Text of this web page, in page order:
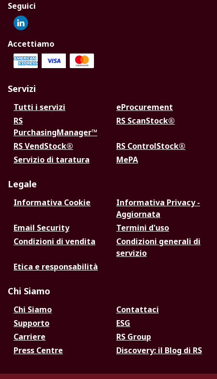
Seguici
Accettiamo
Servizi
Tutti i servizi
eProcurement
RS
PurchasingManager™
RS ScanStock®
RS VendStock®
RS ControlStock®
Servizio di taratura
MePA
Legale
Informativa Cookie
Informativa Privacy -
Aggiornata
Email Security
Termini d'uso
Condizioni di vendita
Condizioni generali di
servizio
Etica e responsabilità
Chi Siamo
Chi Siamo
Contattaci
Supporto
ESG
Carriere
RS Group
Press Centre
Discovery: il Blog di RS